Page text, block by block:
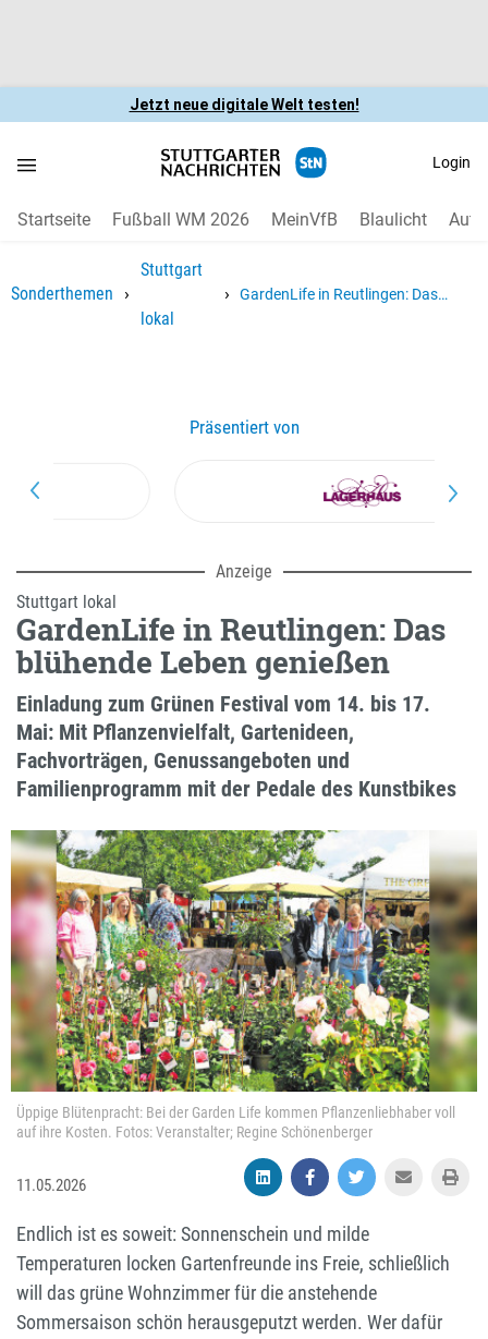
Jetzt neue digitale Welt testen!
Login
Startseite Fußball WM 2026 MeinVfB Blaulicht Auto
Sonderthemen ›
Stuttgart
lokal
›
GardenLife in Reutlingen: Das
Präsentiert von
Anzeige
Stuttgart lokal
GardenLife in Reutlingen: Das
blühende Leben genießen
Einladung zum Grünen Festival vom 14. bis 17.
Mai: Mit Pflanzenvielfalt, Gartenideen,
Fachvorträgen, Genussangeboten und
Familienprogramm mit der Pedale des Kunstbikes
Üppige Blütenpracht: Bei der Garden Life kommen Pflanzenliebhaber voll
auf ihre Kosten. Fotos: Veranstalter; Regine Schönenberger
11.05.2026
Endlich ist es soweit: Sonnenschein und milde
Temperaturen locken Gartenfreunde ins Freie, schließlich
will das grüne Wohnzimmer für die anstehende
Sommersaison schön herausgeputzt werden. Wer dafür